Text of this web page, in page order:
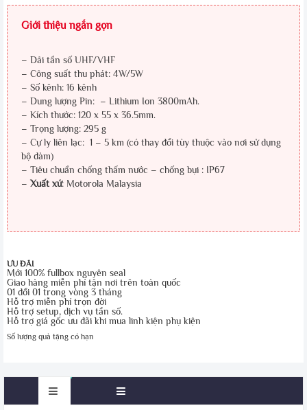
Giới thiệu ngắn gọn
– Dải tần số UHF/VHF
– Công suất thu phát: 4W/5W
– Số kênh: 16 kênh
– Dung lượng Pin: – Lithium Ion 3800mAh.
– Kích thước: 120 x 55 x 36.5mm.
– Trọng lượng: 295 g
– Cự ly liên lạc: 1 – 5 km (có thay đổi tùy thuộc vào nơi sử dụng
bộ đàm)
– Tiêu chuẩn chống thấm nước – chống bụi : IP67
– Xuất xứ: Motorola Malaysia
ƯU ĐÃI
Mới 100% fullbox nguyên seal
Giao hàng miễn phí tận nơi trên toàn quốc
01 đổi 01 trong vòng 3 tháng
Hỗ trợ miễn phí trọn đời
Hỗ trợ setup, dịch vụ tần số.
Hỗ trợ giá gốc ưu đãi khi mua linh kiện phụ kiện
Số lượng quà tặng có hạn